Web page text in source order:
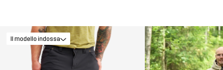
Il modello indossa